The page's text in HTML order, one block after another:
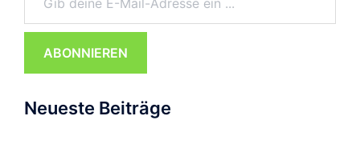
ABONNIEREN
Neueste Beiträge